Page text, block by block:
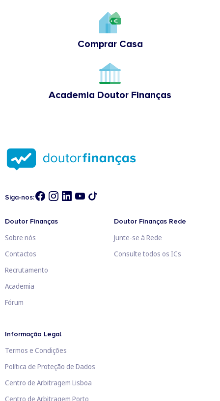
Comprar Casa
Academia Doutor Finanças
Siga-nos:
Doutor Finanças
Sobre nós
Contactos
Recrutamento
Academia
Fórum
Doutor Finanças Rede
Junte-se à Rede
Consulte todos os ICs
Informação Legal
Termos e Condições
Política de Proteção de Dados
Centro de Arbitragem Lisboa
Centro de Arbitragem Porto